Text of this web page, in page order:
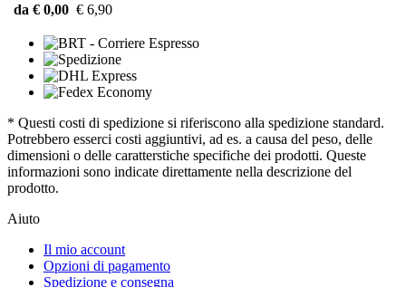
da € 0,00 € 6,90
* Questi costi di spedizione si riferiscono alla spedizione standard.
Potrebbero esserci costi aggiuntivi, ad es. a causa del peso, delle
dimensioni o delle caratterstiche specifiche dei prodotti. Queste
informazioni sono indicate direttamente nella descrizione del
prodotto.
Aiuto
Il mio account
Opzioni di pagamento
Spedizione e consegna